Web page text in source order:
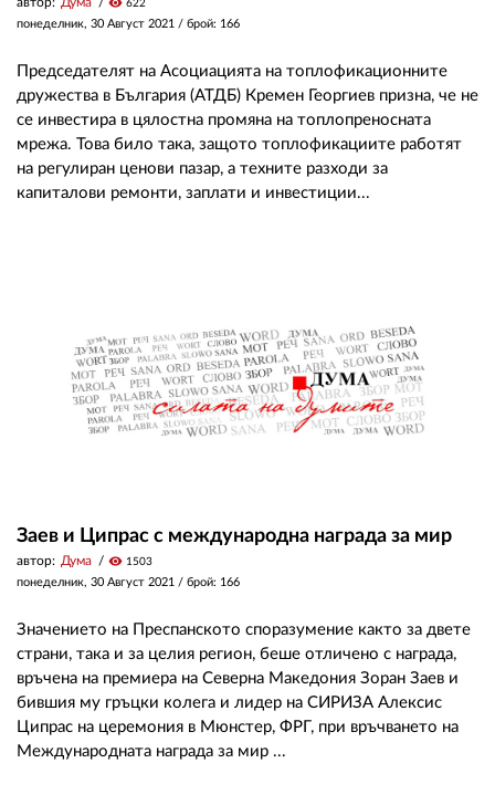
622
понеделник, 30 Август 2021 / брой: 166
Председателят на Асоциацията на топлофикационните
дружества в България (АТДБ) Кремен Георгиев призна, че не
се инвестира в цялостна промяна на топлопреносната
мрежа. Това било така, защото топлофикациите работят
на регулиран ценови пазар, а техните разходи за
капиталови ремонти, заплати и инвестиции...
Заев и Ципрас с международна награда за мир
автор: Дума visibility 1503
понеделник, 30 Август 2021 / брой: 166
Значението на Преспанското споразумение както за двете
страни, така и за целия регион, беше отличено с награда,
връчена на премиера на Северна Македония Зоран Заев и
бившия му гръцки колега и лидер на СИРИЗА Алексис
Ципрас на церемония в Мюнстер, ФРГ, при връчването на
Международната награда за мир ...